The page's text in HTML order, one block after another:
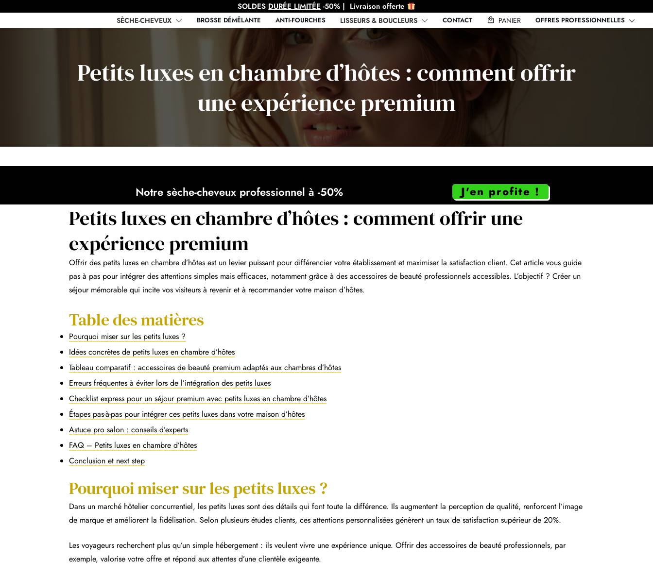
SOLDES DURÉE LIMITÉE -50% | Livraison offerte
SÈCHE-CHEVEUX BROSSE DÉMÊLANTE ANTI-FOURCHES LISSEURS & BOUCLEURS CONTACT PANIER OFFRES PROFESSIONNELLES
Petits luxes en chambre d’hôtes : comment offrir
une expérience premium
Notresèche-cheveux professionnel à -50% J'en profite !
Petits luxes en chambre d’hôtes : comment offrir une
expérience premium
Offrir des petits luxes en chambre d’hôtes est un levier puissant pour différencier votre établissement et maximiser la satisfaction client. Cet article vous guide
pas à pas pour intégrer des attentions simples mais efficaces, notamment grâce à des accessoires de beauté professionnels accessibles. L’objectif ? Créer un
séjour mémorable qui incite vos visiteurs à revenir et à recommander votre maison d’hôtes.
Table des matières
Pourquoi miser sur les petits luxes ?
Idées concrètes de petits luxes en chambre d’hôtes
Tableau comparatif : accessoires de beauté premium adaptés aux chambres d’hôtes
Erreurs fréquentes à éviter lors de l’intégration des petits luxes
Checklist express pour un séjour premium avec petits luxes en chambre d’hôtes
Étapes pas-à-pas pour intégrer ces petits luxes dans votre maison d’hôtes
Astuce pro salon : conseils d’experts
FAQ – Petits luxes en chambre d’hôtes
Conclusion et next step
Pourquoi miser sur les petits luxes ?
Dans un marché hôtelier concurrentiel, les petits luxes sont des détails qui font toute la différence. Ils augmentent la perception de qualité, renforcent l’image
de marque et améliorent la fidélisation. Selon plusieurs études clients, ces attentions personnalisées génèrent un taux de satisfaction supérieur de 20%.
Les voyageurs recherchent plus qu’un simple hébergement : ils veulent vivre une expérience unique. Offrir des accessoires de beauté professionnels, par
exemple, valorise votre offre et répond aux attentes d’une clientèle exigeante.